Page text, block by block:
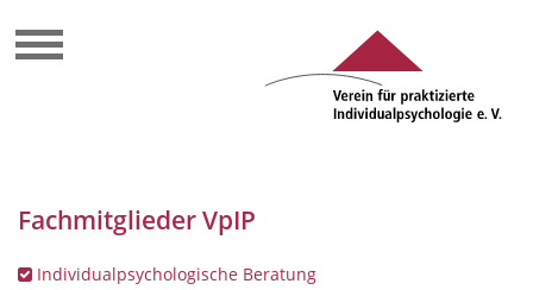
Fachmitglieder VpIP
Individualpsychologische Beratung